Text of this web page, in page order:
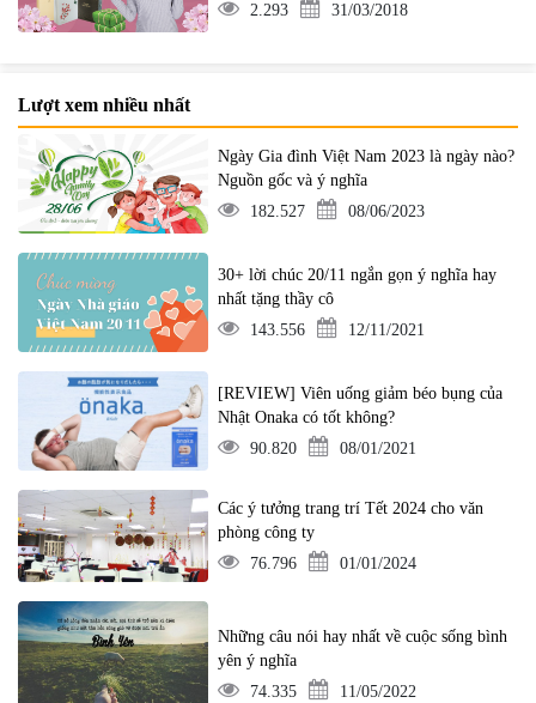
2.293
31/03/2018
Lượt xem nhiều nhất
Ngày Gia đình Việt Nam 2023 là ngày nào?
Nguồn gốc và ý nghĩa
182.527
08/06/2023
30+ lời chúc 20/11 ngắn gọn ý nghĩa hay
nhất tặng thầy cô
143.556
12/11/2021
[REVIEW] Viên uống giảm béo bụng của
Nhật Onaka có tốt không?
90.820
08/01/2021
Các ý tưởng trang trí Tết 2024 cho văn
phòng công ty
76.796
01/01/2024
Những câu nói hay nhất về cuộc sống bình
yên ý nghĩa
74.335
11/05/2022